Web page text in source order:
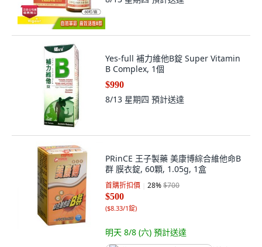
Yes-full 補力維他B錠 Super Vitamin
B Complex, 1個
$990
8/13 星期四 預計送達
PRinCE 王子製藥 美康博綜合維他命B
群 膜衣錠, 60顆, 1.05g, 1盒
首購折扣價 28%$700
$500
($8.33/1錠)
明天 8/8 (六) 預計送達